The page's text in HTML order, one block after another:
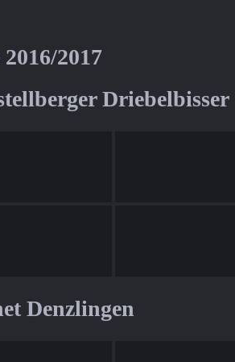
2017
Denzlingen